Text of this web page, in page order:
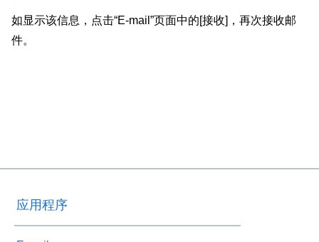
如显示该信息，点击“E-mail”页面中的[接收]，再次接收邮
件。
应用程序